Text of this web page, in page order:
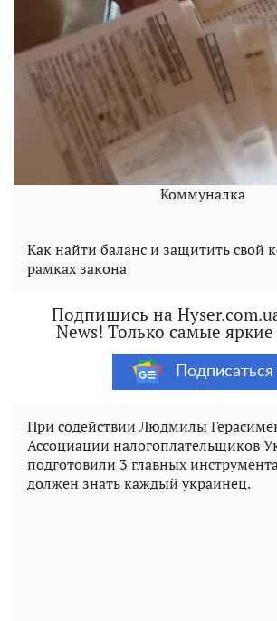
Коммуналка
Как найти баланс и защитить свой
рамках закона
Подпишись на
News! Только самые
Подписаться
При содействии Людмилы
Ассоциации налогоплательщиков
подготовили 3 главных
должен знать каждый украинец.